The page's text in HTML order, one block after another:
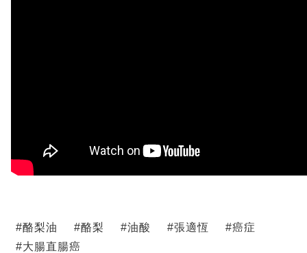
#酪梨油 #酪梨 #油酸 #張適恆 #癌症
#大腸直腸癌